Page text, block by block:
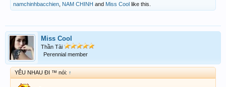
namchinhbacchien NAM CHINH and Miss Cool like this.
Miss Cool
Thần Tài
Perennial member
YÊU NHAU ĐI ™ nói: ↑